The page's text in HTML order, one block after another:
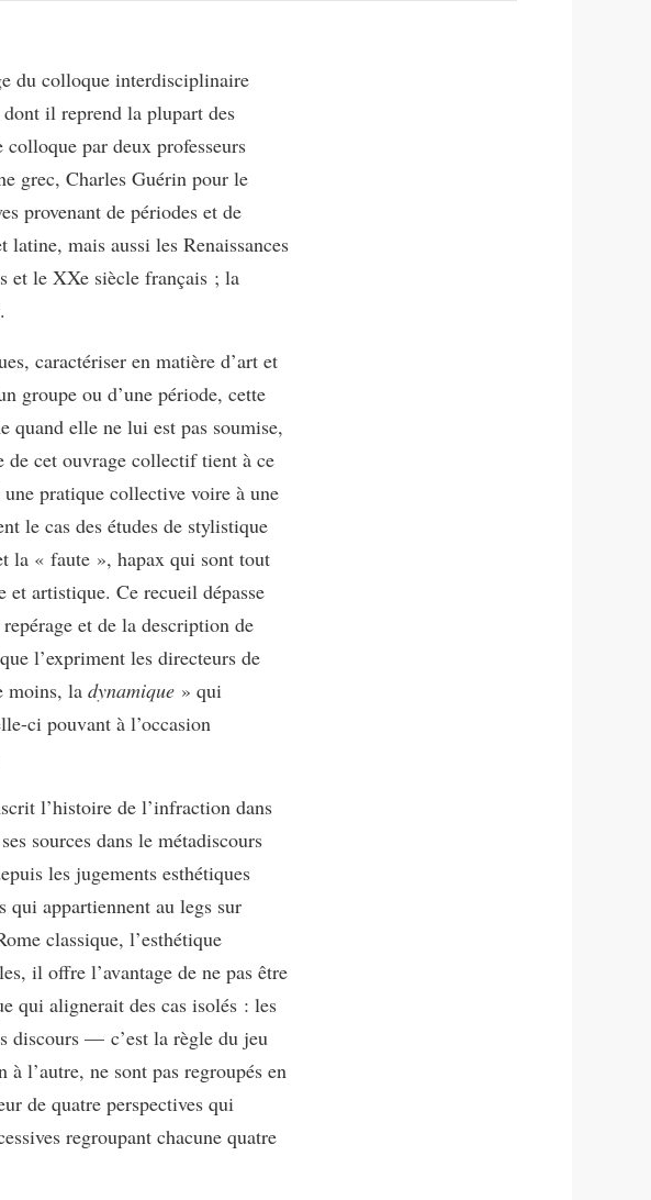
du colloque interdisciplinaire
il reprend la plupart des
par deux professeurs
grec, Charles Guérin pour le
provenant de périodes et de
mais aussi les Renaissances
et le XXe siècle français ; la
caractériser en matière d’art et
groupe ou d’une période, cette
quand elle ne lui est pas soumise,
cet ouvrage collectif tient à ce
pratique collective voire à une
le cas des études de stylistique
la « faute », hapax qui sont tout
artistique. Ce recueil dépasse
et de la description de
l’expriment les directeurs de
la dynamique » qui
ci pouvant à l’occasion
l’histoire de l’infraction dans
sources dans le métadiscours
les jugements esthétiques
qui appartiennent au legs sur
classique, l’esthétique
il offre l’avantage de ne pas être
qui alignerait des cas isolés : les
discours — c’est la règle du jeu
l’autre, ne sont pas regroupés en
de quatre perspectives qui
regroupant chacune quatre